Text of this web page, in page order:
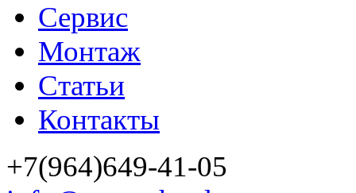
Сервис
Монтаж
Статьи
Контакты
+7(964)649-41-05